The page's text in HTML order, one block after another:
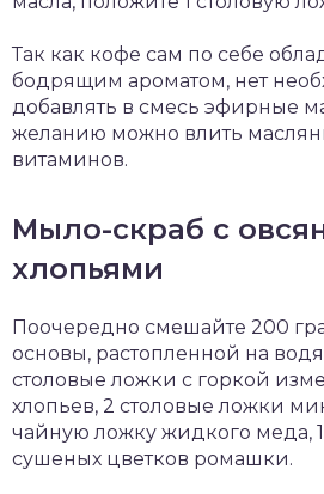
Так как кофе сам по себе
бодрящим ароматом, нет
добавлять в смесь эфирные
желанию можно влить
витаминов.
Мыло-скраб с
хлопьями
Поочередно смешайте 200
основы, растопленной на
столовые ложки с горкой
хлопьев, 2 столовые ложки
чайную ложку жидкого меда,
сушеных цветков ромашки.